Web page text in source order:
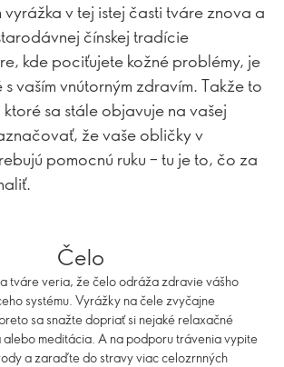
v tej istej časti tváre znova a
čínskej tradície
kde pociťujete kožné problémy, je
vaším vnútorným zdravím. Takže to
sa stále objavuje na vašej
že vaše obličky v
pomocnú ruku – tu je to, čo za
Čelo
tváre veria, že čelo odráža zdravie vášho
systému. Vyrážky na čele zvyčajne
sa snažte dopriať si nejaké relaxačné
alebo meditácia. A na podporu trávenia vypite
a zaraďte do stravy viac celozrnných